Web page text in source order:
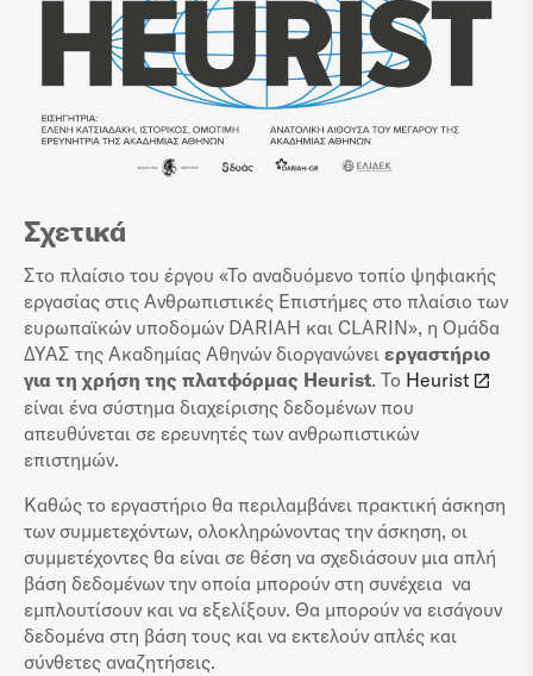
Σχετικά
Στο πλαίσιο του έργου «Το αναδυόμενο τοπίο ψηφιακής
εργασίας στις Ανθρωπιστικές Επιστήμες στο πλαίσιο των
ευρωπαϊκών υποδομών DARIAH και CLARIN», η Ομάδα
ΔΥΑΣ της Ακαδημίας Αθηνών διοργανώνει εργαστήριο
για τη χρήση της πλατφόρμας Heurist. Το Heurist
είναι ένα σύστημα διαχείρισης δεδομένων που
απευθύνεται σε ερευνητές των ανθρωπιστικών
επιστημών.
Καθώς το εργαστήριο θα περιλαμβάνει πρακτική άσκηση
των συμμετεχόντων, ολοκληρώνοντας την άσκηση, οι
συμμετέχοντες θα είναι σε θέση να σχεδιάσουν μια απλή
βάση δεδομένων την οποία μπορούν στη συνέχεια να
εμπλουτίσουν και να εξελίξουν. Θα μπορούν να εισάγουν
δεδομένα στη βάση τους και να εκτελούν απλές και
σύνθετες αναζητήσεις.